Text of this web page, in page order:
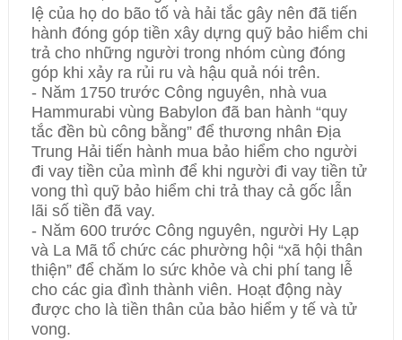
lệ của họ do bão tố và hải tắc gây nên đã tiến
hành đóng góp tiền xây dựng quỹ bảo hiểm chi
trả cho những người trong nhóm cùng đóng
góp khi xảy ra rủi ru và hậu quả nói trên.
- Năm 1750 trước Công nguyên, nhà vua
Hammurabi vùng Babylon đã ban hành “quy
tắc đền bù công bằng” để thương nhân Địa
Trung Hải tiến hành mua bảo hiểm cho người
đi vay tiền của mình để khi người đi vay tiền tử
vong thì quỹ bảo hiểm chi trả thay cả gốc lẫn
lãi số tiền đã vay.
- Năm 600 trước Công nguyên, người Hy Lạp
và La Mã tổ chức các phường hội “xã hội thân
thiện” để chăm lo sức khỏe và chi phí tang lễ
cho các gia đình thành viên. Hoạt động này
được cho là tiền thân của bảo hiểm y tế và tử
vong.